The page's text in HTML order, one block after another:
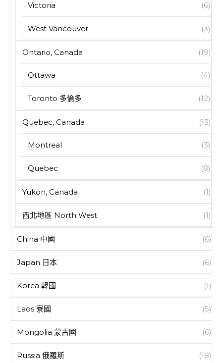
Victoria (6)
West Vancouver (3)
Ontario, Canada (19)
Ottawa (4)
Toronto 多倫多 (12)
Quebec, Canada (13)
Montreal (3)
Quebec (8)
Yukon, Canada (1)
西北地區 North West (1)
China 中國 (6)
Japan 日本 (6)
Korea 韓國 (1)
Laos 寮國 (5)
Mongolia 蒙古國 (6)
Russia 俄羅斯 (18)